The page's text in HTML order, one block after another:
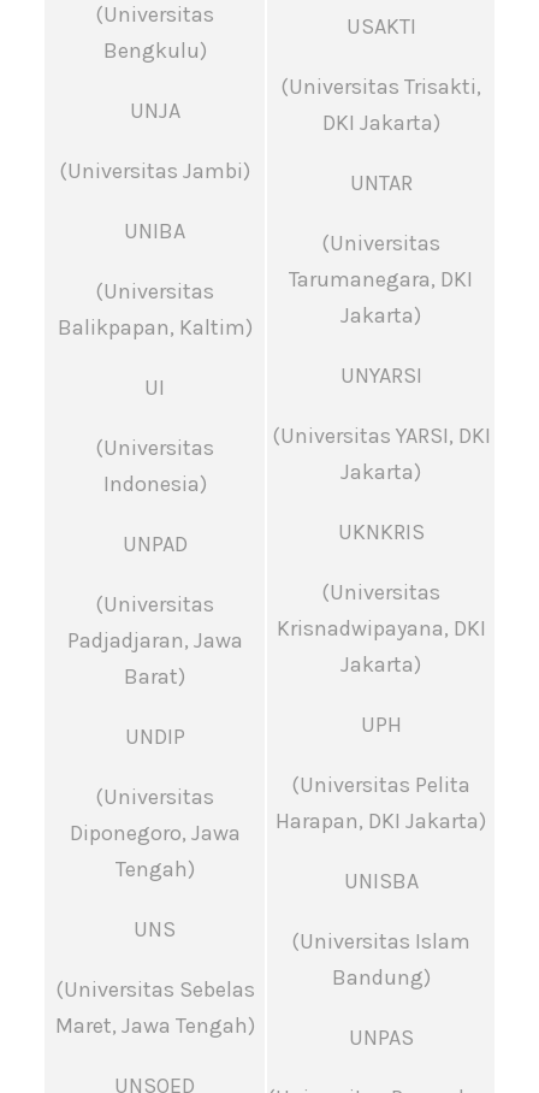
(Universitas
Bengkulu)
UNJA
(Universitas Jambi)
UNIBA
(Universitas
Balikpapan, Kaltim)
UI
(Universitas
Indonesia)
UNPAD
(Universitas
Padjadjaran, Jawa
Barat)
UNDIP
(Universitas
Diponegoro, Jawa
Tengah)
UNS
(Universitas Sebelas
Maret, Jawa Tengah)
UNSOED
USAKTI
(Universitas Trisakti,
DKI Jakarta)
UNTAR
(Universitas
Tarumanegara, DKI
Jakarta)
UNYARSI
(Universitas YARSI, DKI
Jakarta)
UKNKRIS
(Universitas
Krisnadwipayana, DKI
Jakarta)
UPH
(Universitas Pelita
Harapan, DKI Jakarta)
UNISBA
(Universitas Islam
Bandung)
UNPAS